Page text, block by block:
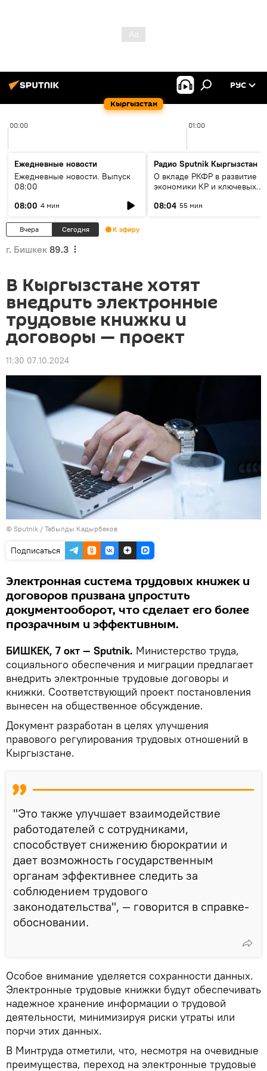
Кыргызстан
РУС
00:00 01:00
Ежедневные новости
Ежедневные новости. Выпуск
08:00
08:00 4 мин
Радио Sputnik Кыргызстан
О вкладе РКФР в развитие
экономики КР и ключевых
08:04 55 мин
Вчера Сегодня К эфиру
г. Бишкек 89.3
В Кыргызстане хотят
внедрить электронные
трудовые книжки и
договоры — проект
11:30 07.10.2024
© Sputnik / Табылды Кадырбеков
Подписаться
Электронная система трудовых книжек и
договоров призвана упростить
документооборот, что сделает его более
прозрачным и эффективным.
БИШКЕК, 7 окт — Sputnik. Министерство труда,
социального обеспечения и миграции предлагает
внедрить электронные трудовые договоры и
книжки. Соответствующий проект постановления
вынесен на общественное обсуждение.
Документ разработан в целях улучшения
правового регулирования трудовых отношений в
Кыргызстане.
"Это также улучшает взаимодействие
работодателей с сотрудниками,
способствует снижению бюрократии и
дает возможность государственным
органам эффективнее следить за
соблюдением трудового
законодательства", — говорится в справке-
обосновании.
Особое внимание уделяется сохранности данных.
Электронные трудовые книжки будут обеспечивать
надежное хранение информации о трудовой
деятельности, минимизируя риски утраты или
порчи этих данных.
В Минтруда отметили, что, несмотря на очевидные
преимущества, переход на электронные трудовые